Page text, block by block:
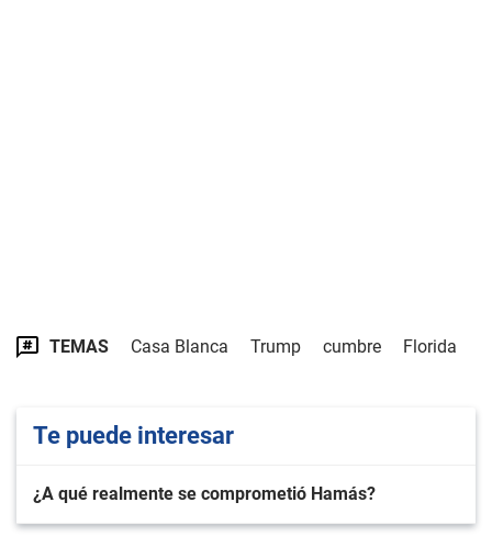
TEMAS Casa Blanca Trump cumbre Florida
Te puede interesar
¿A qué realmente se comprometió Hamás?